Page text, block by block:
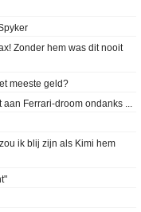
Zonder hem was dit nooit
meeste geld?
Ferrari-droom ondanks ...
ik blij zijn als Kimi hem